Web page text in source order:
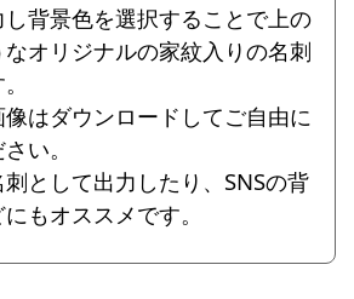
背景色を選択することで上の
オリジナルの家紋入りの名刺
はダウンロードしてご自由に
い。
として出力したり、SNSの背
もオススメです。